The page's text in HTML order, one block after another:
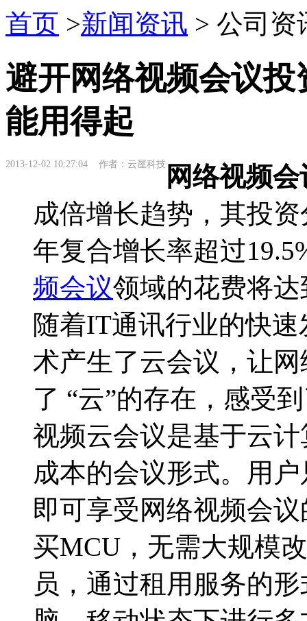
首页 >新闻资讯 > 公司资
避开网络视频会议
能用得起
2013-12-02 10:27:04 作者：云屋科技 网络视频会
成倍增长趋势，其投
年复合增长率超过
频会议领域的花费将
随着IT通讯行业的快
术产生了云会议，让
了 “云”的存在，感受
视频云会议是基于云
成本的会议形式。用
即可享受网络视频会
买MCU，无需大规模
员，通过租用服务的